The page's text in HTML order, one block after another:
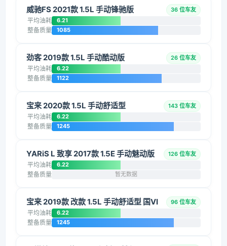
威驰FS 2021款 1.5L 手动锋驰版 36 位车友
平均油耗 6.21
整备质量 1085
劲客 2019款 1.5L 手动酷动版 26 位车友
平均油耗 6.22
整备质量 1122
宝来 2020款 1.5L 手动舒适型 143 位车友
平均油耗 6.22
整备质量 1245
YARiS L 致享 2017款 1.5E 手动魅动版 126 位车友
平均油耗 6.22
整备质量 暂无数据
宝来 2019款 改款 1.5L 手动舒适型 国VI 96 位车友
平均油耗 6.22
整备质量 1245